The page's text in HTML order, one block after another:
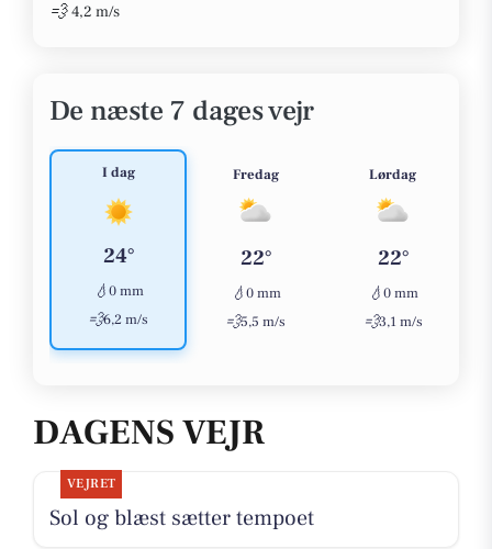
💨 4,2 m/s
De næste 7 dages vejr
I dag
24°
💧0 mm
💨6,2 m/s
Fredag
22°
💧0 mm
💨5,5 m/s
Lørdag
22°
💧0 mm
💨3,1 m/s
DAGENS VEJR
VEJRET
Sol og blæst sætter tempoet